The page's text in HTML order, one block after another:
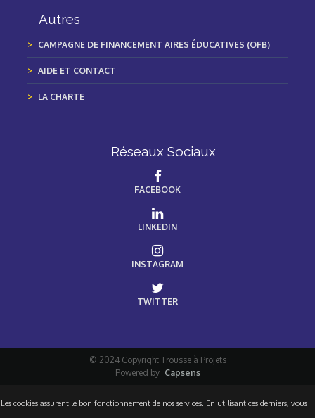
Autres
CAMPAGNE DE FINANCEMENT AIRES ÉDUCATIVES (OFB)
AIDE ET CONTACT
LA CHARTE
Réseaux Sociaux
FACEBOOK
LINKEDIN
INSTAGRAM
TWITTER
© 2024 Copyright Trousse à Projets
Powered by Capsens
Les cookies assurent le bon fonctionnement de nos services. En utilisant ces derniers, vous